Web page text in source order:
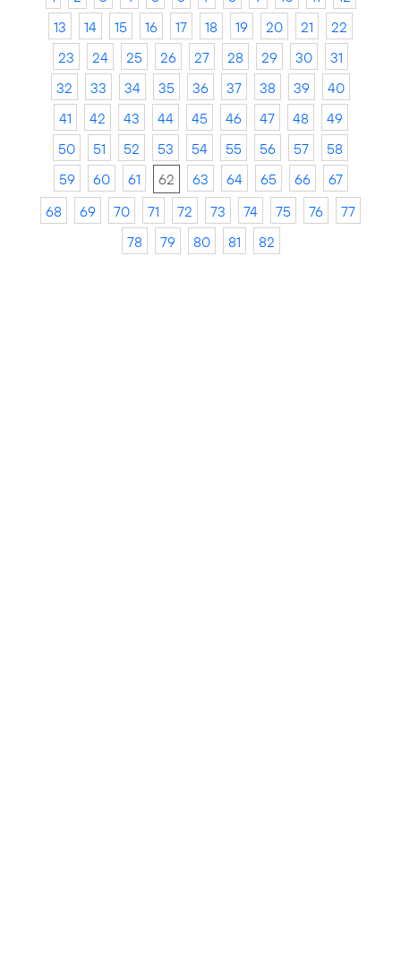
13
14 15 16 17 18 19 20 21
22
23
24 25 26 27 28 29 30
31
32
33 34 35 36 37 38 39
40
41
42 43 44 45 46 47 48
49
50
51 52 53 54 55 56 57
58
59
60 61 62 63 64 65 66
67
68
69 70 71 72 73 74 75 76
77
78
79 80 81 82